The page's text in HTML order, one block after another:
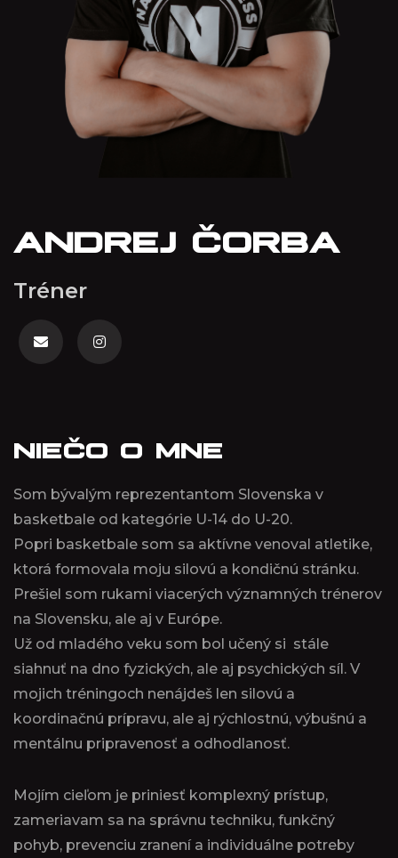
ANDREJ ČORBA
Tréner
NIEČO O MNE
Som bývalým reprezentantom Slovenska v
basketbale od kategórie U-14 do U-20.
Popri basketbale som sa aktívne venoval atletike,
ktorá formovala moju silovú a kondičnú stránku.
Prešiel som rukami viacerých významných trénerov
na Slovensku, ale aj v Európe.
Už od mladého veku som bol učený si stále
siahnuť na dno fyzických, ale aj psychických síl. V
mojich tréningoch nenájdeš len silovú a
koordinačnú prípravu, ale aj rýchlostnú, výbušnú a
mentálnu pripravenosť a odhodlanosť.
Mojím cieľom je priniesť komplexný prístup,
zameriavam sa na správnu techniku, funkčný
pohyb, prevenciu zranení a individuálne potreby